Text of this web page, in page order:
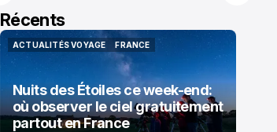
Récents
ACTUALITÉS VOYAGE
ACTUALITÉS VOYAGE
FRANCE
FRANCE
Nuits des Étoiles ce week-end:
où observer le ciel gratuitement
partout en France